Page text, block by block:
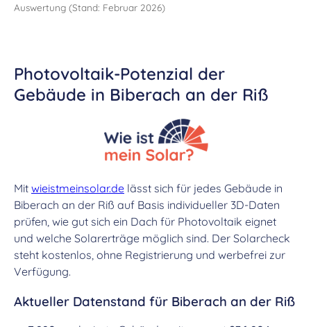
Auswertung (Stand: Februar 2026)
Photovoltaik-Potenzial der
Gebäude in Biberach an der Riß
Mit wieistmeinsolar.de lässt sich für jedes Gebäude in
Biberach an der Riß auf Basis individueller 3D-Daten
prüfen, wie gut sich ein Dach für Photovoltaik eignet
und welche Solarerträge möglich sind. Der Solarcheck
steht kostenlos, ohne Registrierung und werbefrei zur
Verfügung.
Aktueller Datenstand für Biberach an der Riß